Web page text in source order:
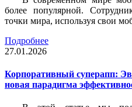
более популярной.
точки мира, используя свои
Подробнее
27.01.2026
Корпоративный суперапп:
новая парадигма